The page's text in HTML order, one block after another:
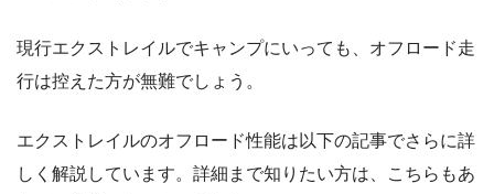
現行エクストレイルでキャンプにいっても、オフロード走
行は控えた方が無難でしょう。
エクストレイルのオフロード性能は以下の記事でさらに詳
しく解説しています。詳細まで知りたい方は、こちらもあ